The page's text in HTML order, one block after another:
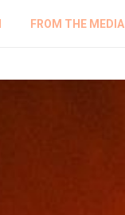
FROM THE MEDIA